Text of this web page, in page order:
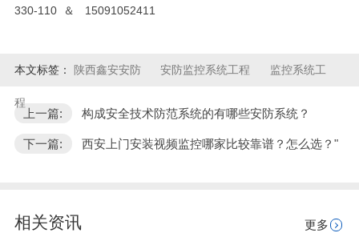
330-110
＆ 15091052411
本文标签： 陕西鑫安安防 安防监控系统工程 监控系统工
程
上一篇: 构成安全技术防范系统的有哪些安防系统？
下一篇: 西安上门安装视频监控哪家比较靠谱？怎么选？"
相关资讯 更多